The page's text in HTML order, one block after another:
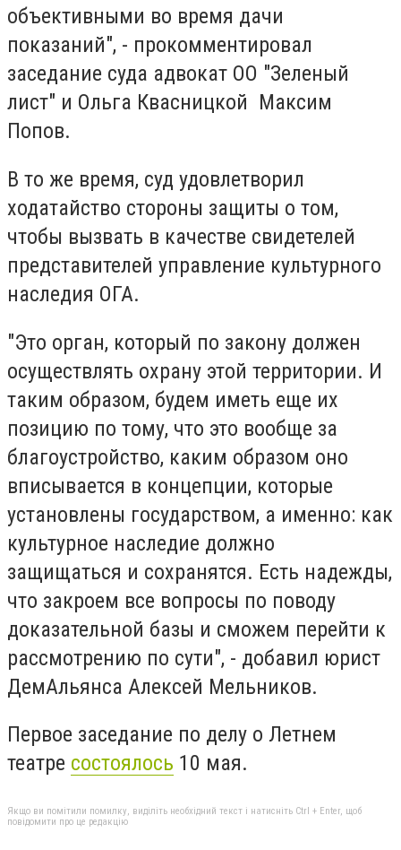
объективными во время дачи
показаний", - прокомментировал
заседание суда адвокат ОО "Зеленый
лист" и Ольга Квасницкой Максим
Попов.
В то же время, суд удовлетворил
ходатайство стороны защиты о том,
чтобы вызвать в качестве свидетелей
представителей управление культурного
наследия ОГА.
"Это орган, который по закону должен
осуществлять охрану этой территории. И
таким образом, будем иметь еще их
позицию по тому, что это вообще за
благоустройство, каким образом оно
вписывается в концепции, которые
установлены государством, а именно: как
культурное наследие должно
защищаться и сохранятся. Есть надежды,
что закроем все вопросы по поводу
доказательной базы и сможем перейти к
рассмотрению по сути", - добавил юрист
ДемАльянса Алексей Мельников.
Первое заседание по делу о Летнем
театре состоялось 10 мая.
Якщо ви помітили помилку, виділіть необхідний текст і натисніть Ctrl + Enter, щоб
повідомити про це редакцію